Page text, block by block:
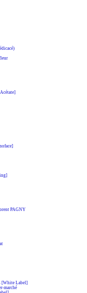
PAGNY
[White Label]
marché